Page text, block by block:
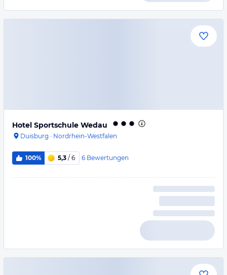
Hotel Sportschule Wedau
Duisburg · Nordrhein-Westfalen
100% 5,3 / 6 6 Bewertungen